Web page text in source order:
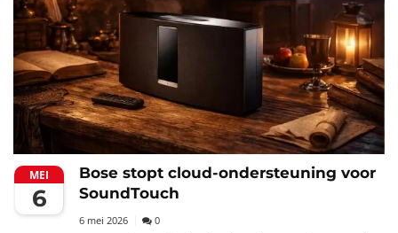
MEI
6
Bose stopt cloud-ondersteuning voor
SoundTouch
6 mei 2026 0